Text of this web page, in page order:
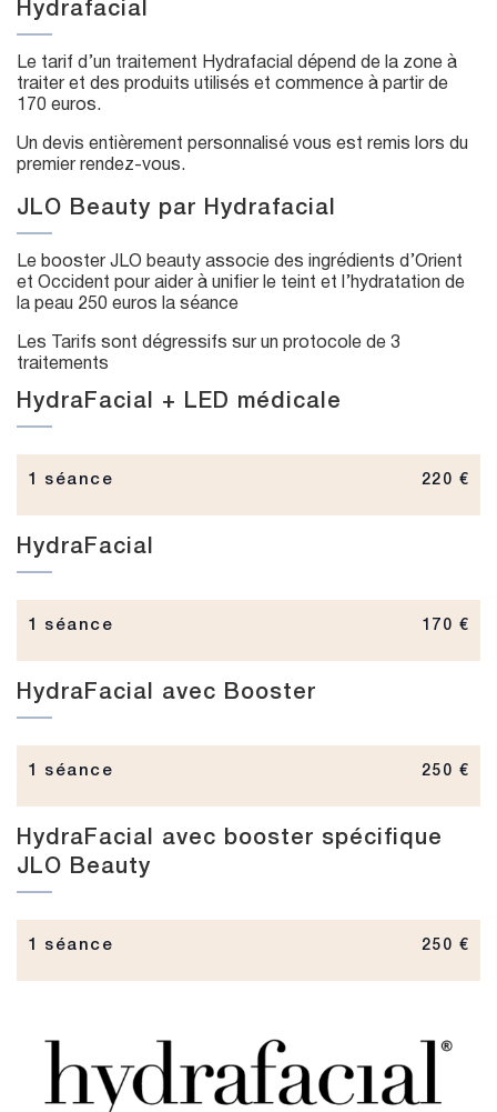
Hydrafacial
Le tarif d’un traitement Hydrafacial dépend de la zone à
traiter et des produits utilisés et commence à partir de
170 euros.
Un devis entièrement personnalisé vous est remis lors du
premier rendez-vous.
JLO Beauty par Hydrafacial
Le booster JLO beauty associe des ingrédients d’Orient
et Occident pour aider à unifier le teint et l’hydratation de
la peau 250 euros la séance
Les Tarifs sont dégressifs sur un protocole de 3
traitements
HydraFacial + LED médicale
1 séance 220 €
HydraFacial
1 séance 170 €
HydraFacial avec Booster
1 séance 250 €
HydraFacial avec booster spécifique
JLO Beauty
1 séance 250 €